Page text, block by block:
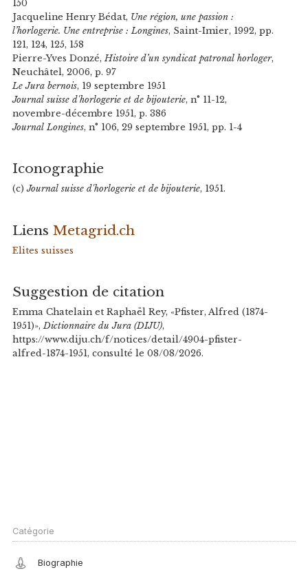
150
Jacqueline Henry Bédat, Une région, une passion :
l’horlogerie. Une entreprise : Longines, Saint-Imier, 1992, pp.
121, 124, 125, 158
Pierre-Yves Donzé, Histoire d’un syndicat patronal horloger,
Neuchâtel, 2006, p. 97
Le Jura bernois, 19 septembre 1951
Journal suisse d'horlogerie et de bijouterie, n° 11-12,
novembre-décembre 1951, p. 386
Journal Longines, n° 106, 29 septembre 1951, pp. 1-4
Iconographie
(c)Journal suisse d'horlogerie et de bijouterie, 1951.
Liens Metagrid.ch
Elites suisses
Suggestion de citation
Emma Chatelain et Raphaël Rey, «Pfister, Alfred (1874-
1951)»,Dictionnaire du Jura (DIJU),
https://www.diju.ch/f/notices/detail/4904-pfister-
alfred-1874-1951, consulté le 08/08/2026.
Catégorie
Biographie